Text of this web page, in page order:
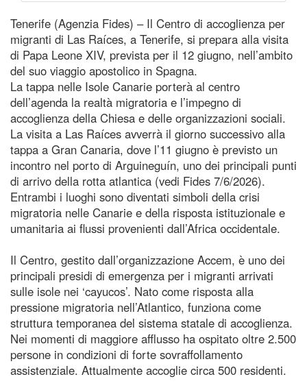
Tenerife (Agenzia Fides) – Il Centro di accoglienza per
migranti di Las Raíces, a Tenerife, si prepara alla visita
di Papa Leone XIV, prevista per il 12 giugno, nell’ambito
del suo viaggio apostolico in Spagna.
La tappa nelle Isole Canarie porterà al centro
dell’agenda la realtà migratoria e l’impegno di
accoglienza della Chiesa e delle organizzazioni sociali.
La visita a Las Raíces avverrà il giorno successivo alla
tappa a Gran Canaria, dove l’11 giugno è previsto un
incontro nel porto di Arguineguín, uno dei principali punti
di arrivo della rotta atlantica (vedi Fides 7/6/2026).
Entrambi i luoghi sono diventati simboli della crisi
migratoria nelle Canarie e della risposta istituzionale e
umanitaria ai flussi provenienti dall’Africa occidentale.
Il Centro, gestito dall’organizzazione Accem, è uno dei
principali presidi di emergenza per i migranti arrivati
sulle isole nei ‘cayucos’. Nato come risposta alla
pressione migratoria nell’Atlantico, funziona come
struttura temporanea del sistema statale di accoglienza.
Nei momenti di maggiore afflusso ha ospitato oltre 2.500
persone in condizioni di forte sovraffollamento
assistenziale. Attualmente accoglie circa 500 residenti.